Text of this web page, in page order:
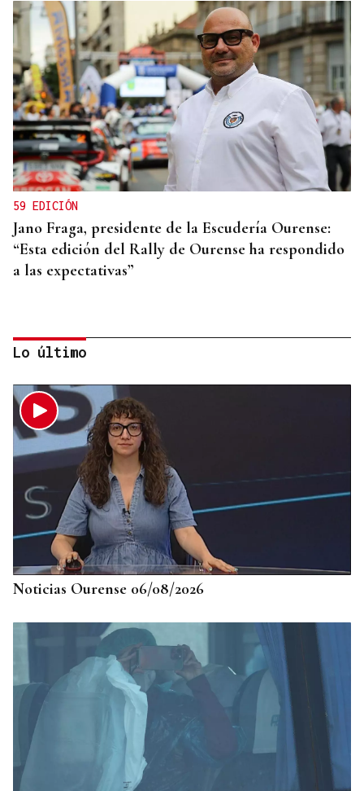
59 EDICIÓN
Jano Fraga, presidente de la Escudería Ourense:
“Esta edición del Rally de Ourense ha respondido
a las expectativas”
SU PESO EN ORO
Rally de Ourense: esta joya no necesita caja fuerte
Lo último
Noticias Ourense 06/08/2026